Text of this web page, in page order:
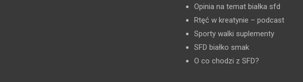
Opinia na temat białka sfd
Rtęć w kreatynie – podcast
Sporty walki suplementy
SFD białko smak
O co chodzi z SFD?